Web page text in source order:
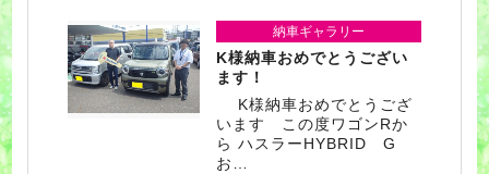
納車ギャラリー
K様納車おめでとうござい
ます！
K様納車おめでとうござ
います この度ワゴンRか
ら ハスラーHYBRID G
お…